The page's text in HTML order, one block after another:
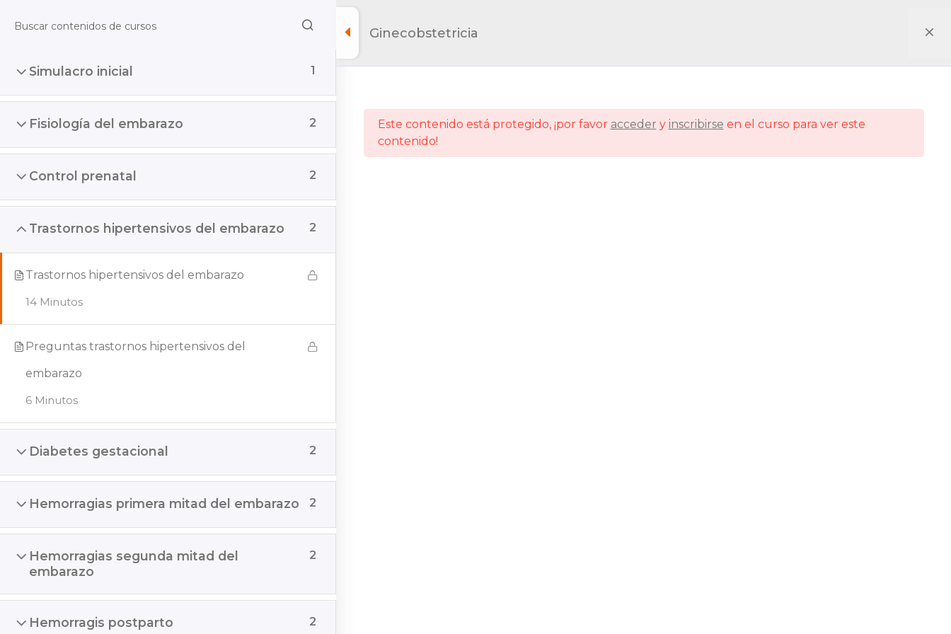
Ginecobstetricia
Simulacro inicial 1
Fisiología del embarazo 2
Control prenatal 2
Trastornos hipertensivos del embarazo 2
Trastornos hipertensivos del embarazo
14 Minutos
Preguntas trastornos hipertensivos del
embarazo
6 Minutos
Diabetes gestacional 2
Hemorragias primera mitad del embarazo 2
Hemorragias segunda mitad del
embarazo
2
Hemorragis postparto 2
Este contenido está protegido, ¡por favor acceder y inscribirse en el curso para ver este
contenido!